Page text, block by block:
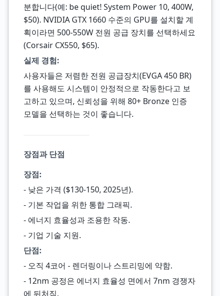
분합니다(예: be quiet! System Power 10, 400W,
$50). NVIDIA GTX 1660 수준의 GPU를 설치할 계
획이라면 500-550W 전원 공급 장치를 선택하세요
(Corsair CX550, $65).
실제 경험:
사용자들은 저렴한 전원 공급장치(EVGA 450 BR)
를 사용해도 시스템이 안정적으로 작동한다고 보
고하고 있으며, 신뢰성을 위해 80+ Bronze 인증
모델을 선택하는 것이 좋습니다.
장점과 단점
장점:
- 낮은 가격 ($130-150, 2025년).
- 기본 작업을 위한 통합 그래픽.
- 에너지 효율성과 조용한 작동.
- 기업 기술 지원.
단점:
- 오직 4코어 - 렌더링이나 스트리밍에 약함.
- 12nm 공정은 에너지 효율성 면에서 7nm 경쟁자
에 뒤처짐.